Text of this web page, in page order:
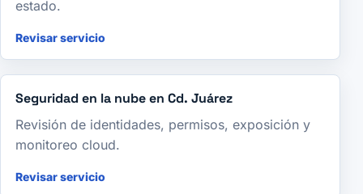
estado.
Revisar servicio
Seguridad en la nube en Cd. Juárez
Revisión de identidades, permisos, exposición y
monitoreo cloud.
Revisar servicio